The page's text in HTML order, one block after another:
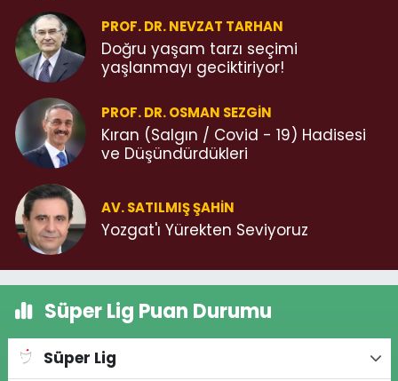
PROF. DR. NEVZAT TARHAN
Doğru yaşam tarzı seçimi
yaşlanmayı geciktiriyor!
PROF. DR. OSMAN SEZGIN
Kıran (Salgın / Covid - 19) Hadisesi
ve Düşündürdükleri
AV. SATILMIŞ ŞAHIN
Yozgat'ı Yürekten Seviyoruz
Süper Lig Puan Durumu
Süper Lig